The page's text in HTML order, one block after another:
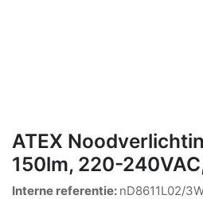
ATEX
150lm, 220-
Interne referentie: nD8611L02/